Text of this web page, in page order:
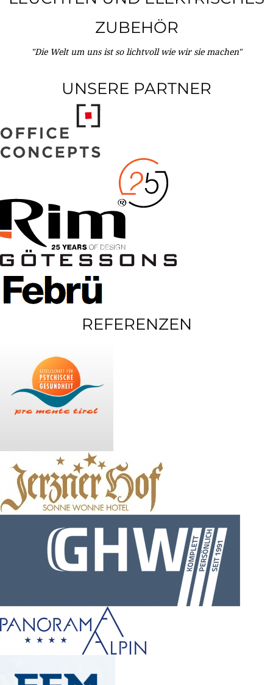
ZUBEHÖR
"Die Welt um uns ist so lichtvoll wie wir sie machen"
UNSERE PARTNER
REFERENZEN